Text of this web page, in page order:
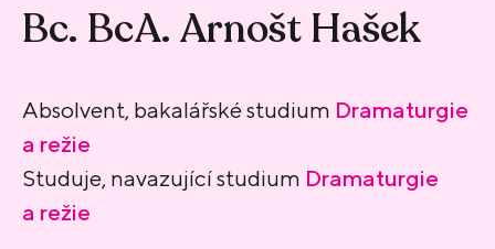
Bc. BcA. Arnošt Hašek
Absolvent, bakalářské studium Dramaturgie
a režie
Studuje, navazující studium Dramaturgie
a režie